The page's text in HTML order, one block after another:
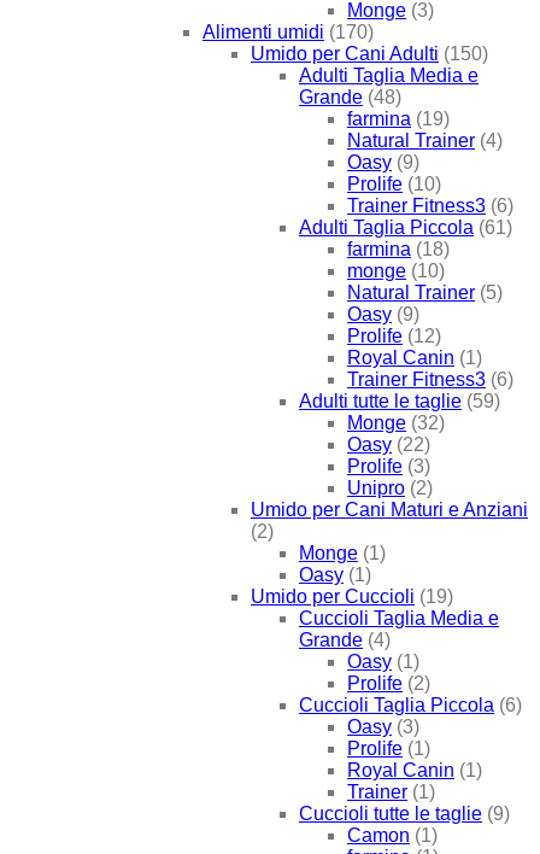
Monge (3)
Alimenti umidi (170)
Umido per Cani Adulti (150)
Adulti Taglia Media e
Grande (48)
farmina (19)
Natural Trainer (4)
Oasy (9)
Prolife (10)
Trainer Fitness3 (6)
Adulti Taglia Piccola (61)
farmina (18)
monge (10)
Natural Trainer (5)
Oasy (9)
Prolife (12)
Royal Canin (1)
Trainer Fitness3 (6)
Adulti tutte le taglie (59)
Monge (32)
Oasy (22)
Prolife (3)
Unipro (2)
Umido per Cani Maturi e Anziani
(2)
Monge (1)
Oasy (1)
Umido per Cuccioli (19)
Cuccioli Taglia Media e
Grande (4)
Oasy (1)
Prolife (2)
Cuccioli Taglia Piccola (6)
Oasy (3)
Prolife (1)
Royal Canin (1)
Trainer (1)
Cuccioli tutte le taglie (9)
Camon (1)